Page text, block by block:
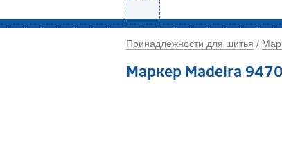
Принадлежности для шитья /
Маркер Madeira 9470